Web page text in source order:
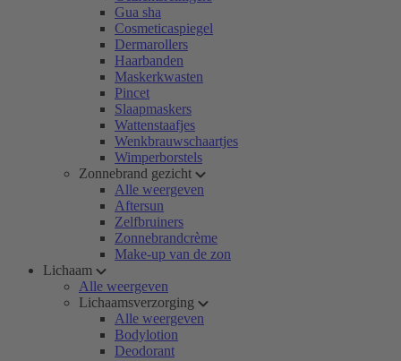
Gua sha
Cosmeticaspiegel
Dermarollers
Haarbanden
Maskerkwasten
Pincet
Slaapmaskers
Wattenstaafjes
Wenkbrauwschaartjes
Wimperborstels
Zonnebrand gezicht
Alle weergeven
Aftersun
Zelfbruiners
Zonnebrandcrème
Make-up van de zon
Lichaam
Alle weergeven
Lichaamsverzorging
Alle weergeven
Bodylotion
Deodorant